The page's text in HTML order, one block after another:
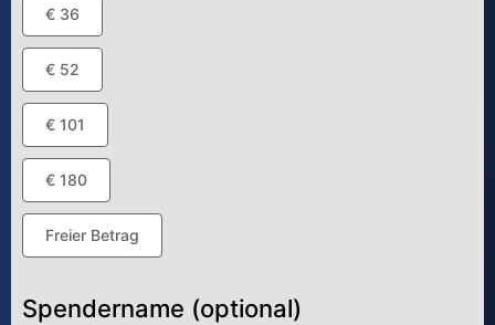
€ 36
€ 52
€ 101
€ 180
Freier Betrag
Spendername (optional)